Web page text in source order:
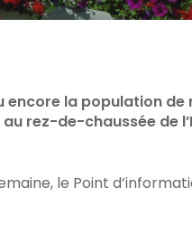
la population de
rez-de-chaussée de
le Point